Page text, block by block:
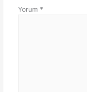
Yorum *